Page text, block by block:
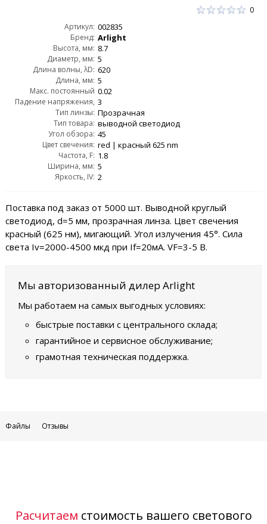
0
Артикул: 002835
Бренд: Arlight
Высота, мм: 8.7
Диаметр, мм: 5
Длина волны, λD: 620
Длина, мм: 5
Макс. постоянный
прямой ток, IF max:
0.02
Падение напряжения,
VF:
3
Тип линзы: Прозрачная
Тип товара: выводной светодиод
Угол обзора: 45
Цвет свечения: red | красный 625 nm
Частота, F: 1.8
Ширина, мм: 5
Яркость, IV: 2
Поставка под заказ от 5000 шт. Выводной круглый
светодиод, d=5 мм, прозрачная линза. Цвет свечения
красный (625 нм), мигающий. Угол излучения 45°. Сила
света Iv=2000-4500 мкд при If=20мА. VF=3-5 В.
Мы авторизованный дилер Arlight
Мы работаем на самых выгодных условиях:
быстрые поставки с центрального склада;
гарантийное и сервисное обслуживание;
грамотная техническая поддержка.
Файлы Отзывы
Расчитаем стоимость вашего светового